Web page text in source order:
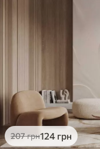
207грн124 грн